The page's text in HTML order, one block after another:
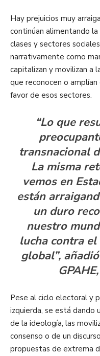
Hay prejuicios muy
continúan alimentando
clases y sectores
narrativamente como
capitalizan y movilizan a
que reconocen o
favor de esos sectores.
“Lo que
transnacional
La misma
vemos en
están
un duro
nuestro
lucha contra
global”,
Pese al ciclo electoral y
izquierda, se está dando
de la ideología, las
consenso o de un
propuestas de extrema